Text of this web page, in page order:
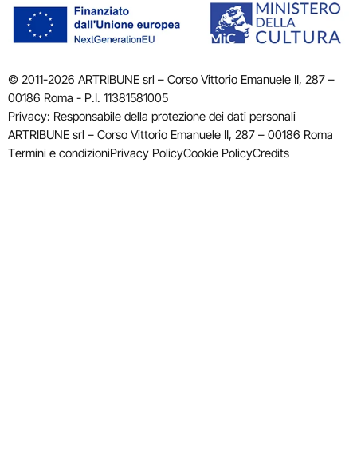
© 2011-2026 ARTRIBUNE srl – Corso Vittorio Emanuele II, 287 –
00186 Roma - P.I. 11381581005
Privacy: Responsabile della protezione dei dati personali
ARTRIBUNE srl – Corso Vittorio Emanuele II, 287 – 00186 Roma
Termini e condizioniPrivacy PolicyCookie PolicyCredits